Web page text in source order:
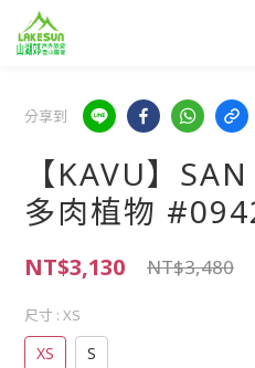
分享到
【KAVU】
多肉植物
NT$3,130 NT$3,480
尺寸 : XS
XS S